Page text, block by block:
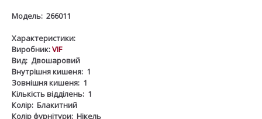
Модель: 266011
Характеристики:
Виробник:VIF
Вид: Двошаровий
Внутрішня кишеня: 1
Зовнішня кишеня: 1
Кількість відділень: 1
Колір: Блакитний
Колір фурнітури: Нікель